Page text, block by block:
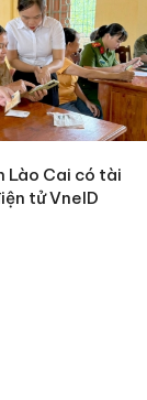
Lào Cai có tài
tử VneID